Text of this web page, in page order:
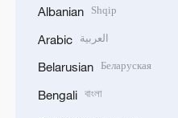
Albanian Shqip
Arabic العربية
Belarusian Беларуская
Bengali বাংলা